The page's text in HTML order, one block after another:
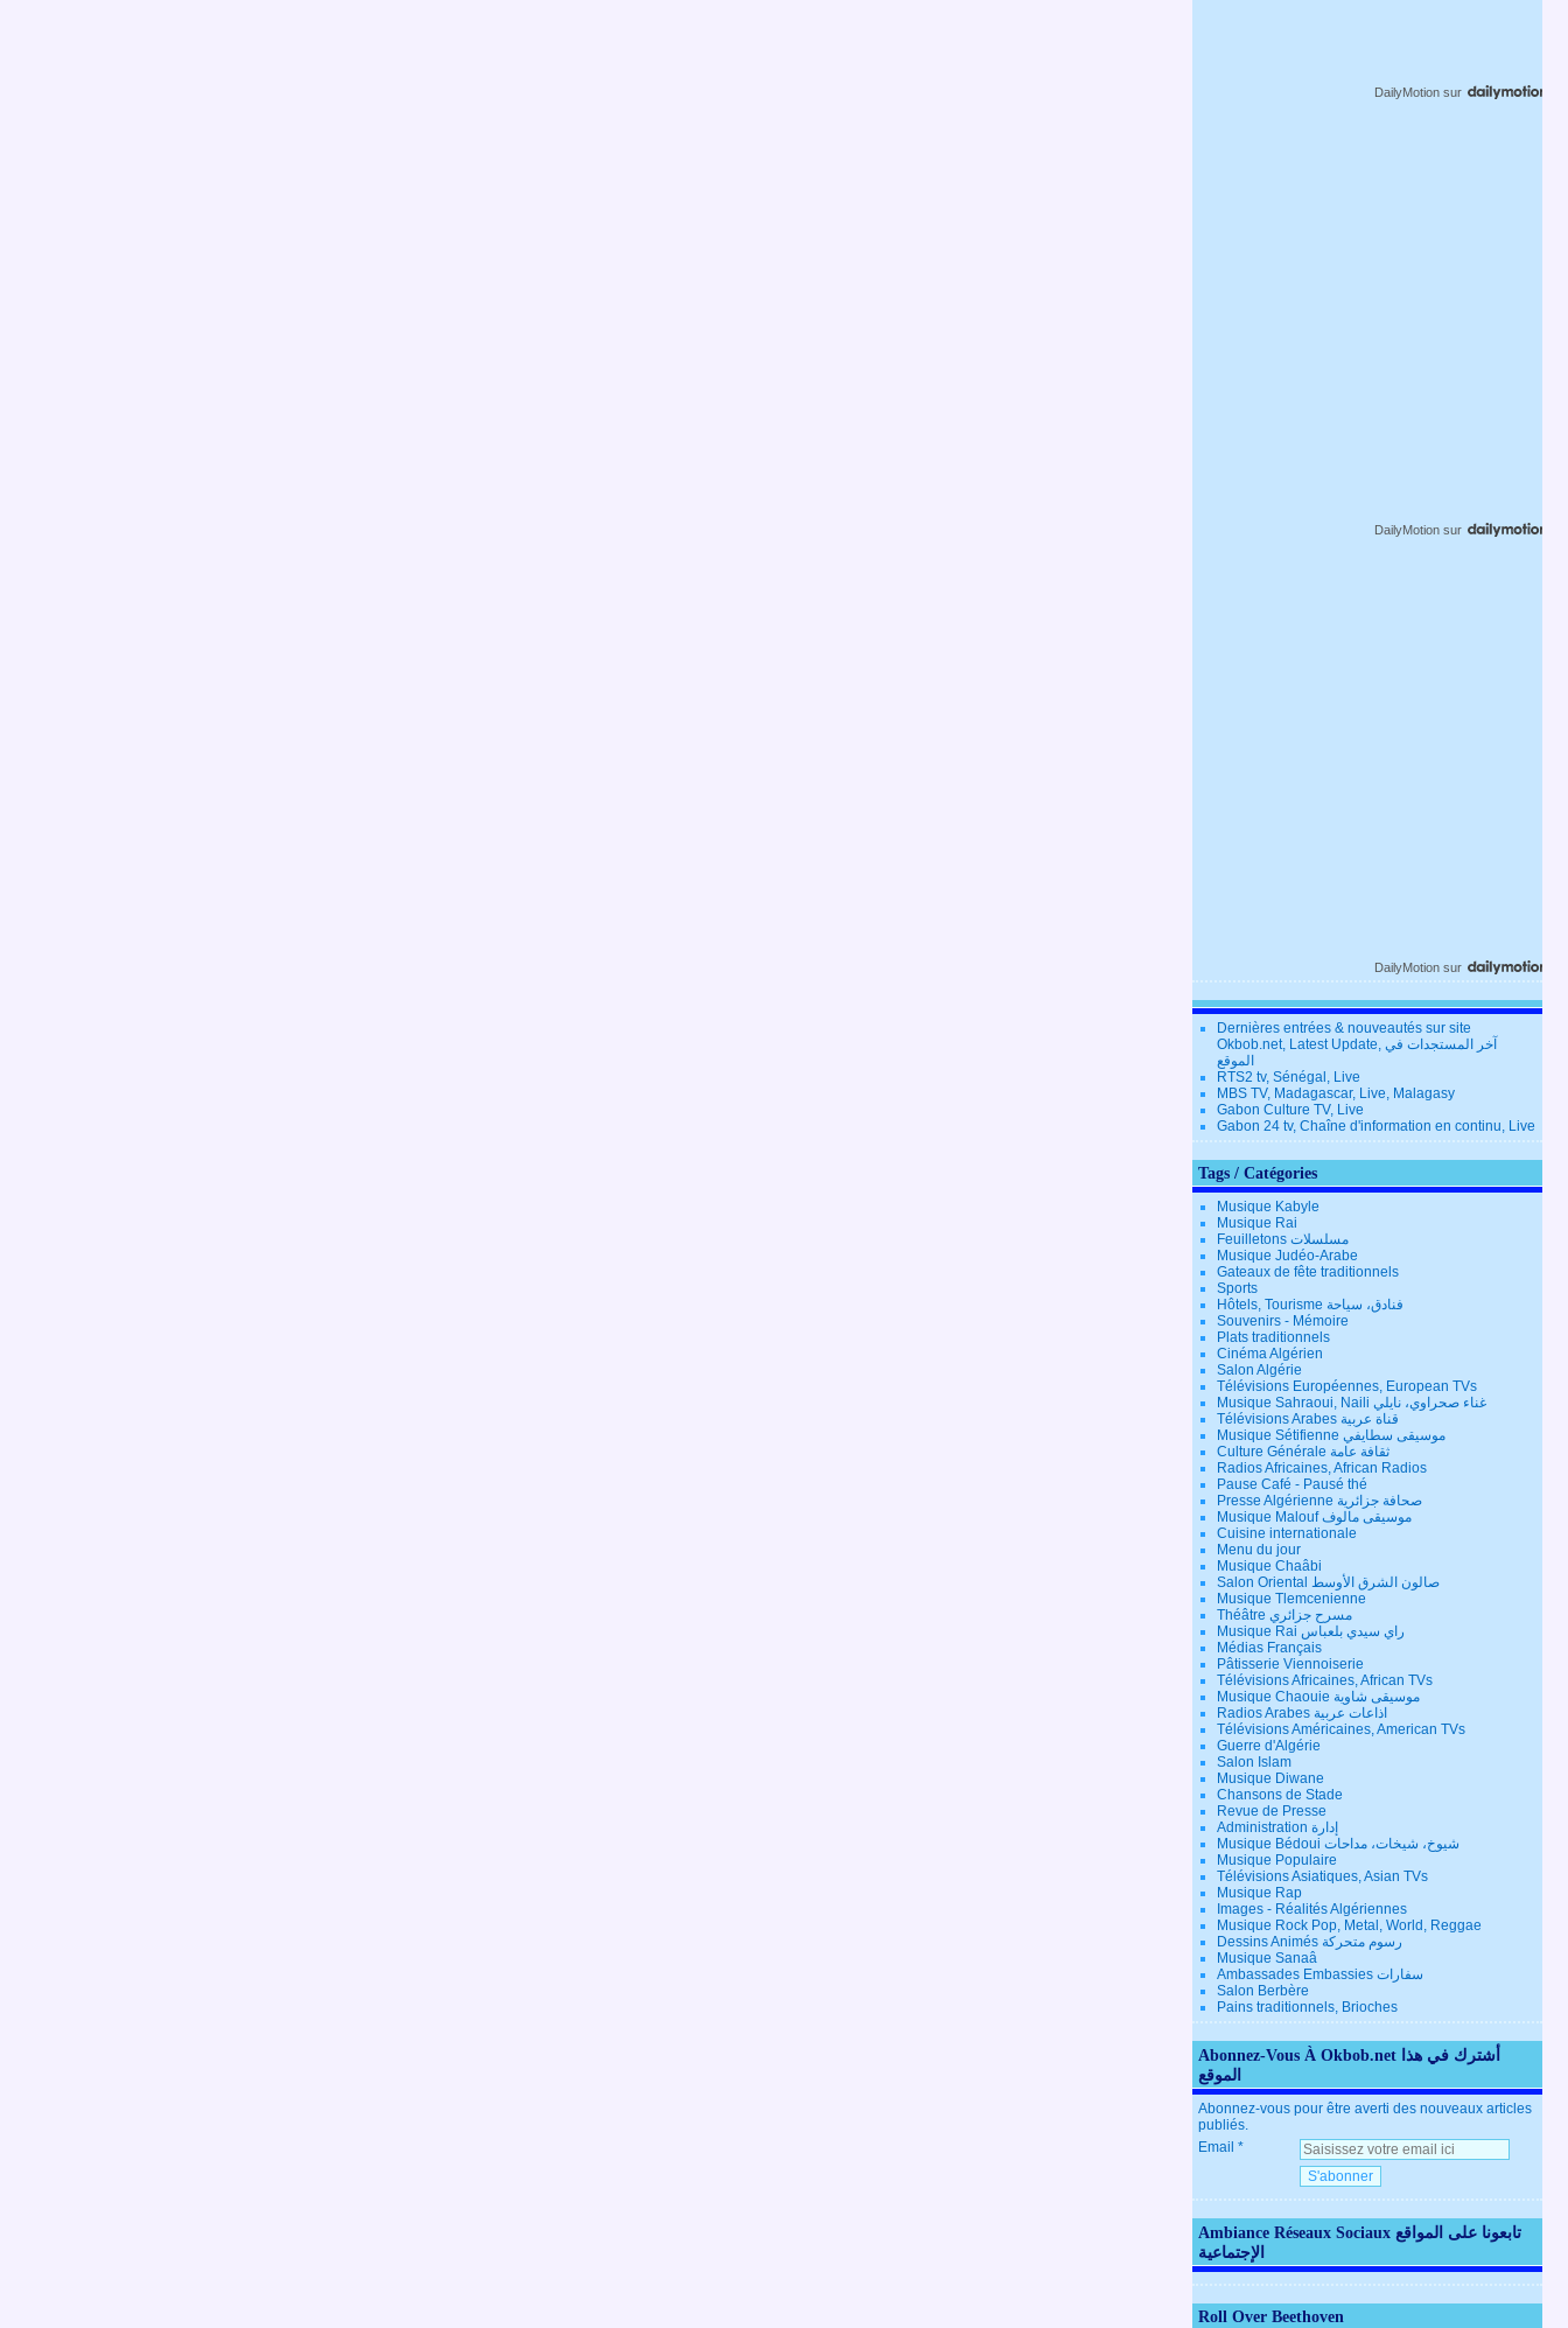
DailyMotion sur
DailyMotion sur
DailyMotion sur
Dernières entrées & nouveautés sur site
Okbob.net, Latest Update, آخر المستجدات في
الموقع
RTS2 tv, Sénégal, Live
MBS TV, Madagascar, Live, Malagasy
Gabon Culture TV, Live
Gabon 24 tv, Chaîne d'information en continu, Live
Tags / Catégories
Musique Kabyle
Musique Rai
Feuilletons مسلسلات
Musique Judéo-Arabe
Gateaux de fête traditionnels
Sports
Hôtels, Tourisme فنادق، سياحة
Souvenirs - Mémoire
Plats traditionnels
Cinéma Algérien
Salon Algérie
Télévisions Européennes, European TVs
Musique Sahraoui, Naili غناء صحراوي، نايلي
Télévisions Arabes قناة عربية
Musique Sétifienne موسيقى سطايفي
Culture Générale ثقافة عامة
Radios Africaines, African Radios
Pause Café - Pausé thé
Presse Algérienne صحافة جزائرية
Musique Malouf موسيقى مالوف
Cuisine internationale
Menu du jour
Musique Chaâbi
Salon Oriental صالون الشرق الأوسط
Musique Tlemcenienne
Théâtre مسرح جزائري
Musique Rai راي سيدي بلعباس
Médias Français
Pâtisserie Viennoiserie
Télévisions Africaines, African TVs
Musique Chaouie موسيقى شاوية
Radios Arabes اذاعات عربية
Télévisions Américaines, American TVs
Guerre d'Algérie
Salon Islam
Musique Diwane
Chansons de Stade
Revue de Presse
Administration إدارة
Musique Bédoui شيوخ، شيخات، مداحات
Musique Populaire
Télévisions Asiatiques, Asian TVs
Musique Rap
Images - Réalités Algériennes
Musique Rock Pop, Metal, World, Reggae
Dessins Animés رسوم متحركة
Musique Sanaâ
Ambassades Embassies سفارات
Salon Berbère
Pains traditionnels, Brioches
Abonnez-Vous À Okbob.net أشترك في هذا
الموقع
Abonnez-vous pour être averti des nouveaux articles
publiés.
Email
Ambiance Réseaux Sociaux تابعونا على المواقع
الإجتماعية
Roll Over Beethoven